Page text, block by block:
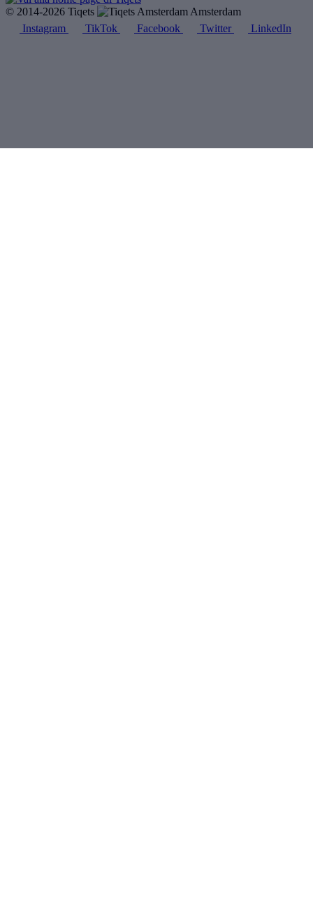
© 2014-2026 Tiqets
Amsterdam
Instagram
TikTok Facebook Twitter LinkedIn